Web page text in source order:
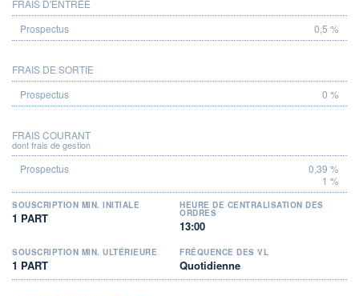
PROSPECTUS
FRAIS D'ENTRÉE
0,5 %
FRAIS DE SORTIE
0 %
FRAIS COURANT
dont frais de gestion
0,39 %
1 %
SOUSCRIPTION MIN. INITIALE
1 PART
HEURE DE CENTRALISATION DES
ORDRES
13:00
SOUSCRIPTION MIN. ULTÉRIEURE
1 PART
FRÉQUENCE DES VL
Quotidienne